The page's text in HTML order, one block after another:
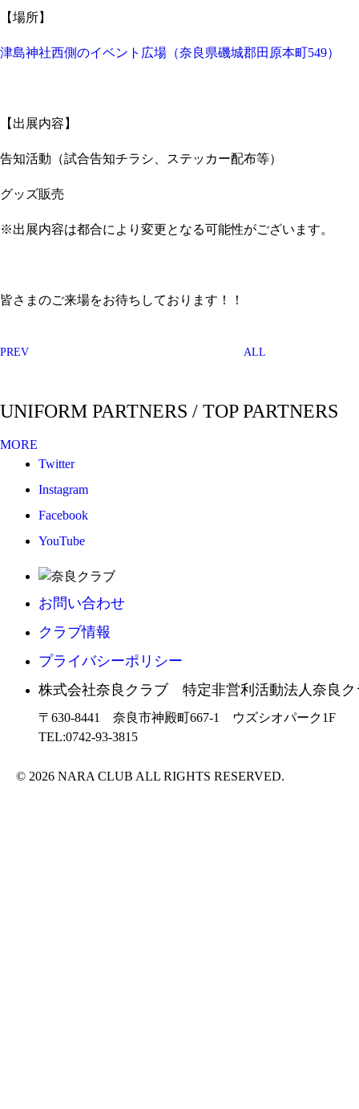
【場所】
津島神社西側のイベント広場（奈良県磯城郡田原本町549）
【出展内容】
告知活動（試合告知チラシ、ステッカー配布等）
グッズ販売
※出展内容は都合により変更となる可能性がございます。
皆さまのご来場をお待ちしております！！
PREV ALL
UNIFORM PARTNERS / TOP PARTNERS
MORE
Twitter
Instagram
Facebook
YouTube
お問い合わせ
クラブ情報
プライバシーポリシー
株式会社奈良クラブ 特定非営利活動法人奈良ク
〒630-8441 奈良市神殿町667-1
ウズシオパーク1F
TEL:0742-93-3815
© 2026 NARA CLUB ALL RIGHTS RESERVED.